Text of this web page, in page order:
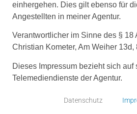
einhergehen. Dies gilt ebenso für
Angestellten in meiner Agentur.
Verantwortlicher im Sinne des § 18
Christian Kometer, Am Weiher 13d,
Dieses Impressum bezieht sich auf
Telemediendienste der Agentur.
Datenschutz